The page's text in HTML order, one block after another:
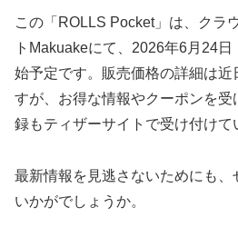
この「ROLLS Pocket」は、クラ
トMakuakeにて、2026年6月24
始予定です。販売価格の詳細は
すが、お得な情報やクーポンを
録もティザーサイトで受け付けて
最新情報を見逃さないためにも
いかがでしょうか。